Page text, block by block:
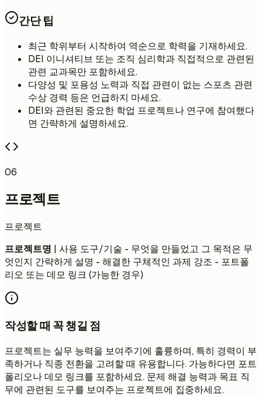
간단 팁
최근 학위부터 시작하여 역순으로 학력을 기재하세요.
DEI 이니셔티브 또는 조직 심리학과 직접적으로 관련된
관련 교과목만 포함하세요.
다양성 및 포용성 노력과 직접 관련이 없는 스포츠 관련
수상 경력 등은 언급하지 마세요.
DEI와 관련된 중요한 학업 프로젝트나 연구에 참여했다
면 간략하게 설명하세요.
06
프로젝트
프로젝트
프로젝트명 | 사용 도구/기술 - 무엇을 만들었고 그 목적은 무
엇인지 간략하게 설명 - 해결한 구체적인 과제 강조 - 포트폴
리오 또는 데모 링크 (가능한 경우)
작성할 때 꼭 챙길 점
프로젝트는 실무 능력을 보여주기에 훌륭하며, 특히 경력이 부
족하거나 직종 전환을 고려할 때 유용합니다. 가능하다면 포트
폴리오나 데모 링크를 포함하세요. 문제 해결 능력과 목표 직
무에 관련된 도구를 보여주는 프로젝트에 집중하세요.